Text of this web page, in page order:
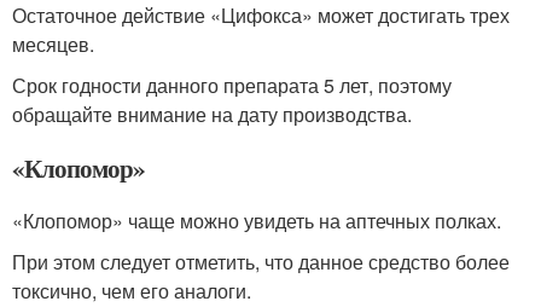
Остаточное действие «Цифокса» может достигать трех
месяцев.
Срок годности данного препарата 5 лет, поэтому
обращайте внимание на дату производства.
«Клопомор»
«Клопомор» чаще можно увидеть на аптечных полках.
При этом следует отметить, что данное средство более
токсично, чем его аналоги.